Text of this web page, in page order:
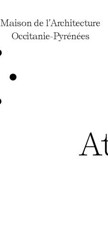
Maison de l’Architecture
Occitanie-Pyrénées